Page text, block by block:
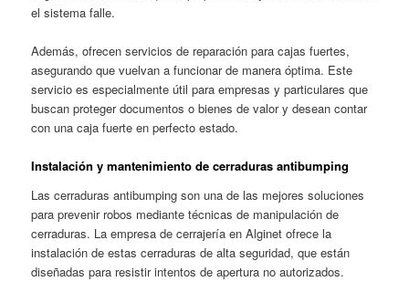
el sistema falle.
Además, ofrecen servicios de reparación para cajas fuertes,
asegurando que vuelvan a funcionar de manera óptima. Este
servicio es especialmente útil para empresas y particulares que
buscan proteger documentos o bienes de valor y desean contar
con una caja fuerte en perfecto estado.
Instalación y mantenimiento de cerraduras antibumping
Las cerraduras antibumping son una de las mejores soluciones
para prevenir robos mediante técnicas de manipulación de
cerraduras. La empresa de cerrajería en Alginet ofrece la
instalación de estas cerraduras de alta seguridad, que están
diseñadas para resistir intentos de apertura no autorizados.